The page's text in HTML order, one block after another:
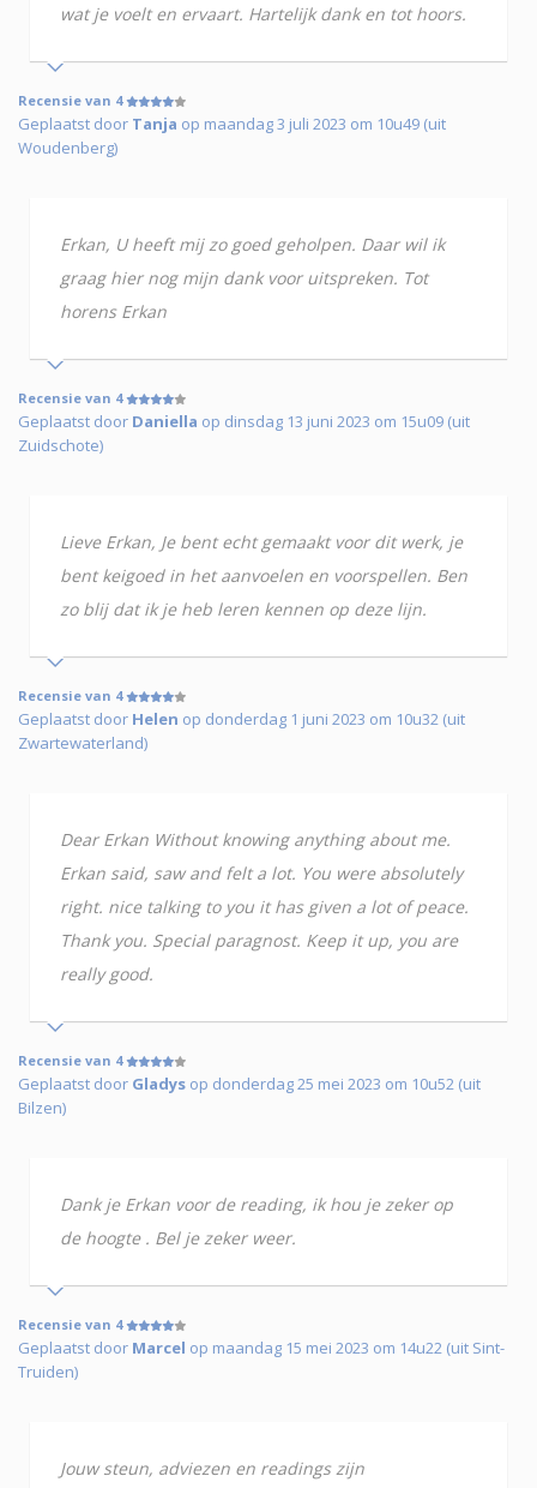
wat je voelt en ervaart. Hartelijk dank en tot hoors.
Recensie van 4
Geplaatst door Tanja op maandag 3 juli 2023 om 10u49 (uit
Woudenberg)
Erkan, U heeft mij zo goed geholpen. Daar wil ik
graag hier nog mijn dank voor uitspreken. Tot
horens Erkan
Recensie van 4
Geplaatst door Daniella op dinsdag 13 juni 2023 om 15u09 (uit
Zuidschote)
Lieve Erkan, Je bent echt gemaakt voor dit werk, je
bent keigoed in het aanvoelen en voorspellen. Ben
zo blij dat ik je heb leren kennen op deze lijn.
Recensie van 4
Geplaatst door Helen op donderdag 1 juni 2023 om 10u32 (uit
Zwartewaterland)
Dear Erkan Without knowing anything about me.
Erkan said, saw and felt a lot. You were absolutely
right. nice talking to you it has given a lot of peace.
Thank you. Special paragnost. Keep it up, you are
really good.
Recensie van 4
Geplaatst door Gladys op donderdag 25 mei 2023 om 10u52 (uit
Bilzen)
Dank je Erkan voor de reading, ik hou je zeker op
de hoogte . Bel je zeker weer.
Recensie van 4
Geplaatst door Marcel op maandag 15 mei 2023 om 14u22 (uit Sint-
Truiden)
Jouw steun, adviezen en readings zijn